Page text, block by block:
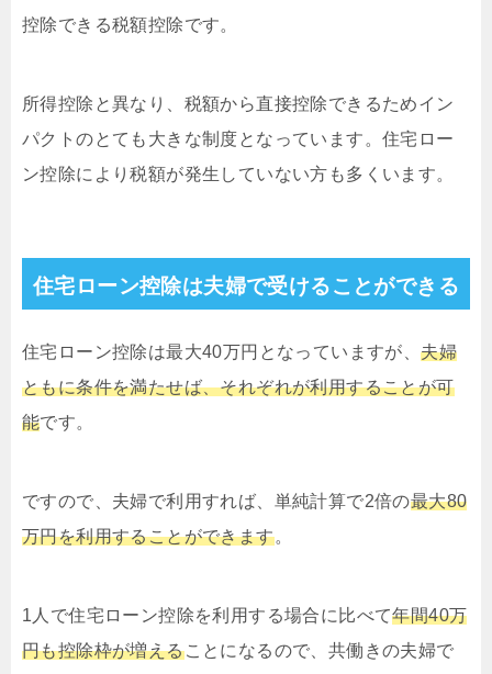
控除できる税額控除です。
所得控除と異なり、税額から直接控除できるためイン
パクトのとても大きな制度となっています。住宅ロー
ン控除により税額が発生していない方も多くいます。
住宅ローン控除は夫婦で受けることができる
住宅ローン控除は最大40万円となっていますが、夫婦
ともに条件を満たせば、それぞれが利用することが可
能です。
ですので、夫婦で利用すれば、単純計算で2倍の最大80
万円を利用することができます。
1人で住宅ローン控除を利用する場合に比べて年間40万
円も控除枠が増えることになるので、共働きの夫婦で